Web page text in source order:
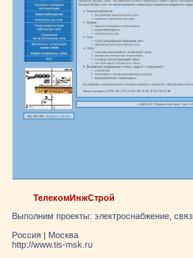
ТелекомИнжСтрой
Выполним проекты: электроснабжение,
Россия | Москва
http://www.tis-msk.ru